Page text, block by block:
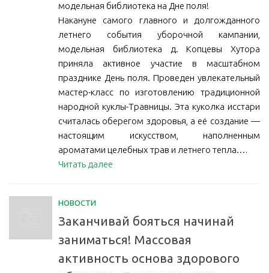
модельная библиотека на Дне поля!
Накануне самого главного и долгожданного
летнего события уборочной кампании,
модельная библиотека д. Копцевы Хутора
приняла активное участие в масштабном
празднике День поля. Проведен увлекательный
мастер-класс по изготовлению традиционной
народной куклы-Травницы. Эта куколка исстари
считалась оберегом здоровья, а её создание —
настоящим искусством, наполненным
ароматами целебных трав и летнего тепла.…
Читать далее
НОВОСТИ
Заканчивай бояться начинай
заниматься! Массовая
активность основа здорового